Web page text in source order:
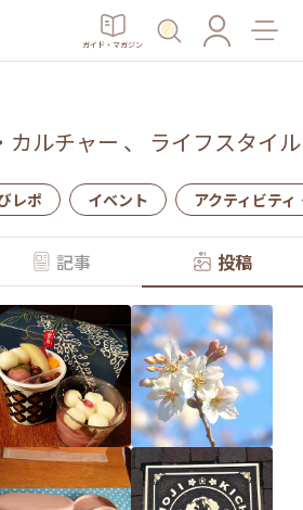
ガイド・マガジン
カルチャー 、 ライフスタイル
レポ イベント アクティビティ
記事 投稿